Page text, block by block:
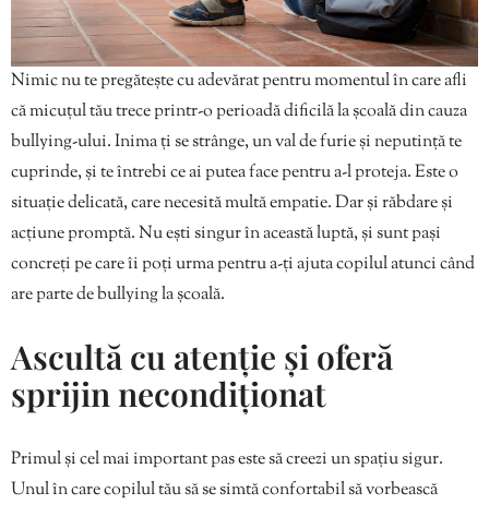
Nimic nu te pregătește cu adevărat pentru momentul în care afli
că micuțul tău trece printr-o perioadă dificilă la școală din cauza
bullying-ului. Inima ți se strânge, un val de furie și neputință te
cuprinde, și te întrebi ce ai putea face pentru a-l proteja. Este o
situație delicată, care necesită multă empatie. Dar și răbdare și
acțiune promptă. Nu ești singur în această luptă, și sunt pași
concreți pe care îi poți urma pentru a-ți ajuta copilul atunci când
are parte de bullying la școală.
Ascultă cu atenție și oferă
sprijin necondiționat
Primul și cel mai important pas este să creezi un spațiu sigur.
Unul în care copilul tău să se simtă confortabil să vorbească